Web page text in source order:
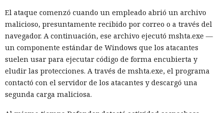
A veces la única manera de valorar de verdad la magnitud
de la amenaza es infiltrarse en el territorio del adversario;
eso fue lo que hizo el investigador griego Vangelis Stikas,
que durante casi dos años estudió desde dentro los
servidores de hackers norcoreanos. En ese tiempo averiguó
El ataque comenzó cuando un empleado abrió un archivo
malicioso, presuntamente recibido por correo o a través del
navegador. A continuación, ese archivo ejecutó mshta.exe —
un componente estándar de Windows que los atacantes
suelen usar para ejecutar código de forma encubierta y
eludir las protecciones. A través de mshta.exe, el programa
contactó con el servidor de los atacantes y descargó una
segunda carga maliciosa.